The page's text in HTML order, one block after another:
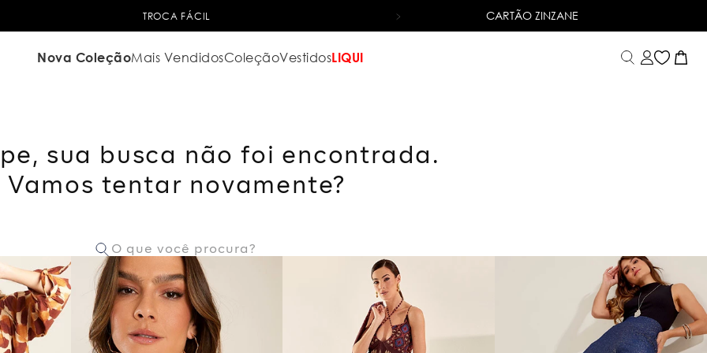
TROCA FÁCIL 6X SEM JUROSNO CARTÃO DE CRÉDITO
CARTÃO ZINZANE
Nova ColeçãoMais VendidosColeçãoVestidosLIQUI
sua busca não foi encontrada.
Vamos tentar novamente?